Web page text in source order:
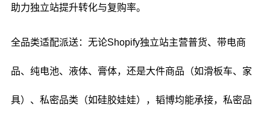
助力独立站提升转化与复购率。
全品类适配派送：无论Shopify独立站主营普货、带电商
品、纯电池、液体、膏体，还是大件商品（如滑板车、家
具）、私密品类（如硅胶娃娃），韬博均能承接，私密品